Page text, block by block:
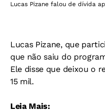
Lucas Pizane falou de dívida
Lucas Pizane, que
que não saiu do
Ele disse que deixou o
15 mil.
Leia Mais: